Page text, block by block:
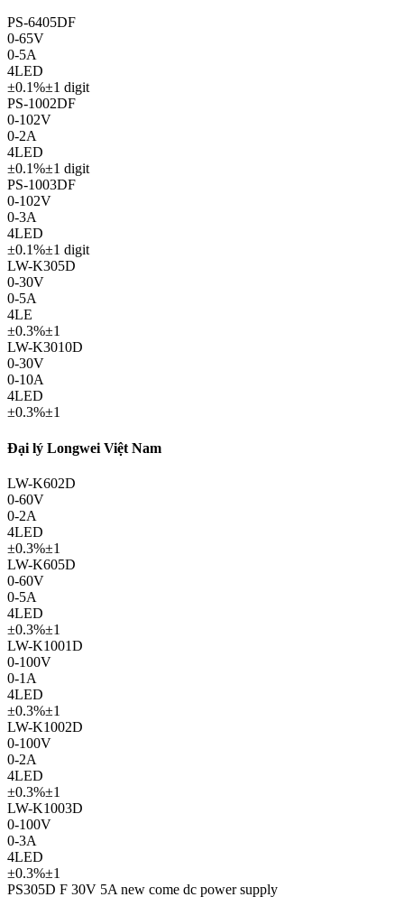
PS-6405DF
0-65V
0-5A
4LED
±0.1%±1 digit
PS-1002DF
0-102V
0-2A
4LED
±0.1%±1 digit
PS-1003DF
0-102V
0-3A
4LED
±0.1%±1 digit
LW-K305D
0-30V
0-5A
4LE
±0.3%±1
LW-K3010D
0-30V
0-10A
4LED
±0.3%±1
Đại lý Longwei Việt Nam
LW-K602D
0-60V
0-2A
4LED
±0.3%±1
LW-K605D
0-60V
0-5A
4LED
±0.3%±1
LW-K1001D
0-100V
0-1A
4LED
±0.3%±1
LW-K1002D
0-100V
0-2A
4LED
±0.3%±1
LW-K1003D
0-100V
0-3A
4LED
±0.3%±1
PS305D F 30V 5A new come dc power supply